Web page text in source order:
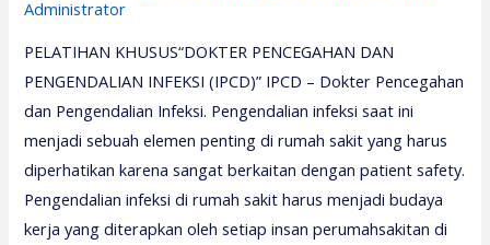
Administrator
PELATIHAN KHUSUS“DOKTER PENCEGAHAN DAN
PENGENDALIAN INFEKSI (IPCD)” IPCD – Dokter Pencegahan
dan Pengendalian Infeksi. Pengendalian infeksi saat ini
menjadi sebuah elemen penting di rumah sakit yang harus
diperhatikan karena sangat berkaitan dengan patient safety.
Pengendalian infeksi di rumah sakit harus menjadi budaya
kerja yang diterapkan oleh setiap insan perumahsakitan di